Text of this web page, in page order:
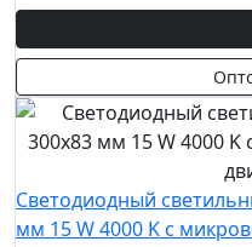
Светодиодный
мм 15 W 4000 K с